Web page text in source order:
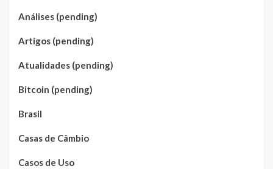
Análises (pending)
Artigos (pending)
Atualidades (pending)
Bitcoin (pending)
Brasil
Casas de Câmbio
Casos de Uso